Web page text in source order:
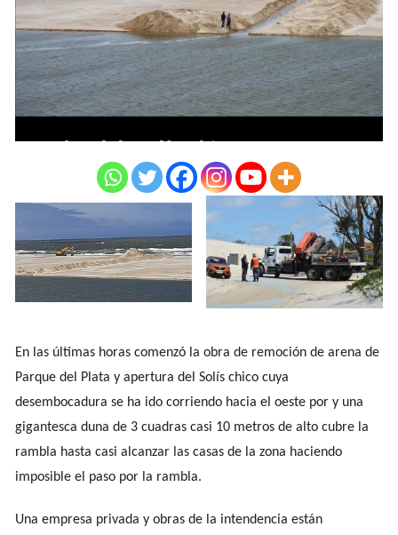
En las últimas horas comenzó la obra de remoción de arena de
Parque del Plata y apertura del Solís chico cuya
desembocadura se ha ido corriendo hacia el oeste por y una
gigantesca duna de 3 cuadras casi 10 metros de alto cubre la
rambla hasta casi alcanzar las casas de la zona haciendo
imposible el paso por la rambla.
Una empresa privada y obras de la intendencia están